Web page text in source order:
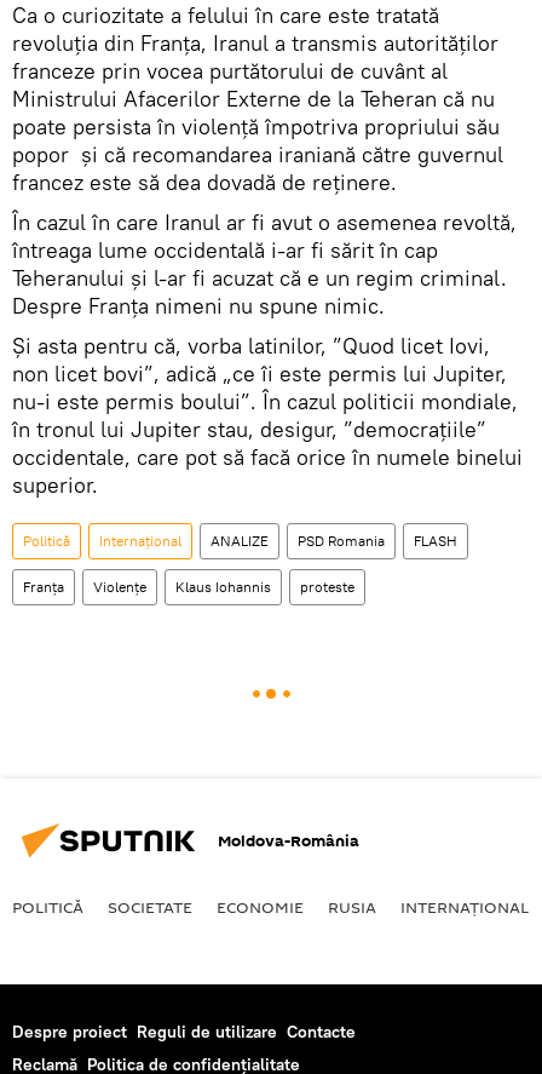
Ca o curiozitate a felului în care este tratată
revoluția din Franța, Iranul a transmis autorităților
franceze prin vocea purtătorului de cuvânt al
Ministrului Afacerilor Externe de la Teheran că nu
poate persista în violență împotriva propriului său
popor și că recomandarea iraniană către guvernul
francez este să dea dovadă de reținere.
În cazul în care Iranul ar fi avut o asemenea revoltă,
întreaga lume occidentală i-ar fi sărit în cap
Teheranului și l-ar fi acuzat că e un regim criminal.
Despre Franța nimeni nu spune nimic.
Și asta pentru că, vorba latinilor, ”Quod licet Iovi,
non licet bovi”, adică „ce îi este permis lui Jupiter,
nu-i este permis boului”. În cazul politicii mondiale,
în tronul lui Jupiter stau, desigur, ”democrațiile”
occidentale, care pot să facă orice în numele binelui
superior.
Politică Internaţional ANALIZE PSD Romania FLASH
Franţa Violenţe Klaus Iohannis proteste
Moldova-România
POLITICĂ SOCIETATE ECONOMIE RUSIA INTERNAŢIONAL
Despre proiect Reguli de utilizare Contacte
Reclamă Politica de confidențialitate